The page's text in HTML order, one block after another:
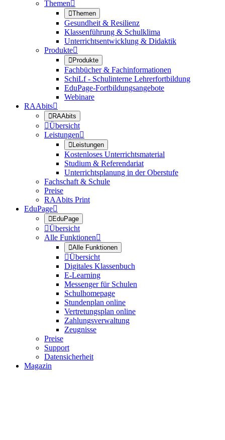
Themen
Themen
Gesundheit & Resilienz
Klassenführung & Schulklima
Unterrichtsentwicklung & Didaktik
Produkte
Produkte
Fachbücher & Fachinformationen
SchiLf - Schulinterne Lehrerfortbildung
EduPage-Fortbildungsangebote
Webinare
RAAbits
RAAbits
Übersicht
Leistungen
Leistungen
Kostenloses Unterrichtsmaterial
Studium & Referendariat
Unterrichtsplanung in der Oberstufe
Fachschaft & Schule
Preise
RAAbits Print
EduPage
EduPage
Übersicht
Alle Funktionen
Alle Funktionen
Übersicht
Digitales Klassenbuch
E-Learning
Messenger für Schulen
Schulhomepage
Stundenplan online
Vertretungsplan online
Zahlungsverwaltung
Zeugnisse
Preise
Support
Datensicherheit
Magazin